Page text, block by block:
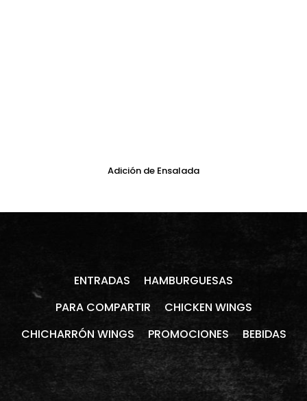
Adición de Ensalada
ENTRADAS
HAMBURGUESAS
PARA COMPARTIR
CHICKEN WINGS
CHICHARRÓN WINGS
PROMOCIONES BEBIDAS